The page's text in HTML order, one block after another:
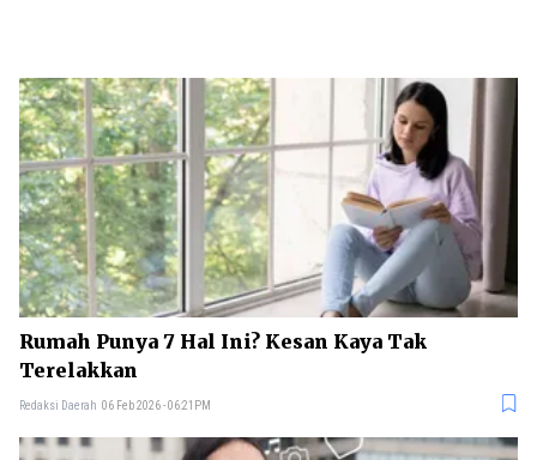
Rumah Punya 7 Hal Ini? Kesan Kaya Tak
Terelakkan
Redaksi Daerah 06 Feb 2026 - 06:21PM